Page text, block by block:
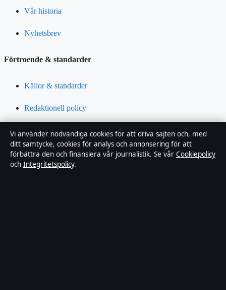
Vår historia
Nyhetsbrev
Förtroende & standarder
Källor & standarder
Redaktionell policy
Rättelsepolicy
Tillgänglighetsredogörelse
Vi använder nödvändiga cookies för att driva sajten och, med
ditt samtycke, cookies för analys och annonsering för att
förbättra den och finansiera vår journalistik. Se vår Cookiepolicy
och Integritetspolicy.